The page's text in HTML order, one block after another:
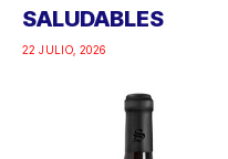
SALUDABLES
22 JULIO, 2026